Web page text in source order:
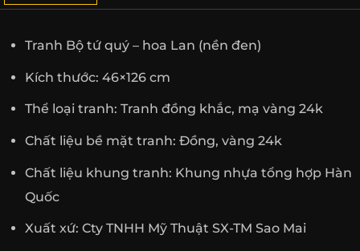
Tranh Bộ tứ quý – hoa Lan (nền đen)
Kích thước: 46×126 cm
Thể loại tranh: Tranh đồng khắc, mạ vàng 24k
Chất liệu bề mặt tranh: Đồng, vàng 24k
Chất liệu khung tranh: Khung nhựa tổng hợp Hàn
Quốc
Xuất xứ: Cty TNHH Mỹ Thuật SX-TM Sao Mai